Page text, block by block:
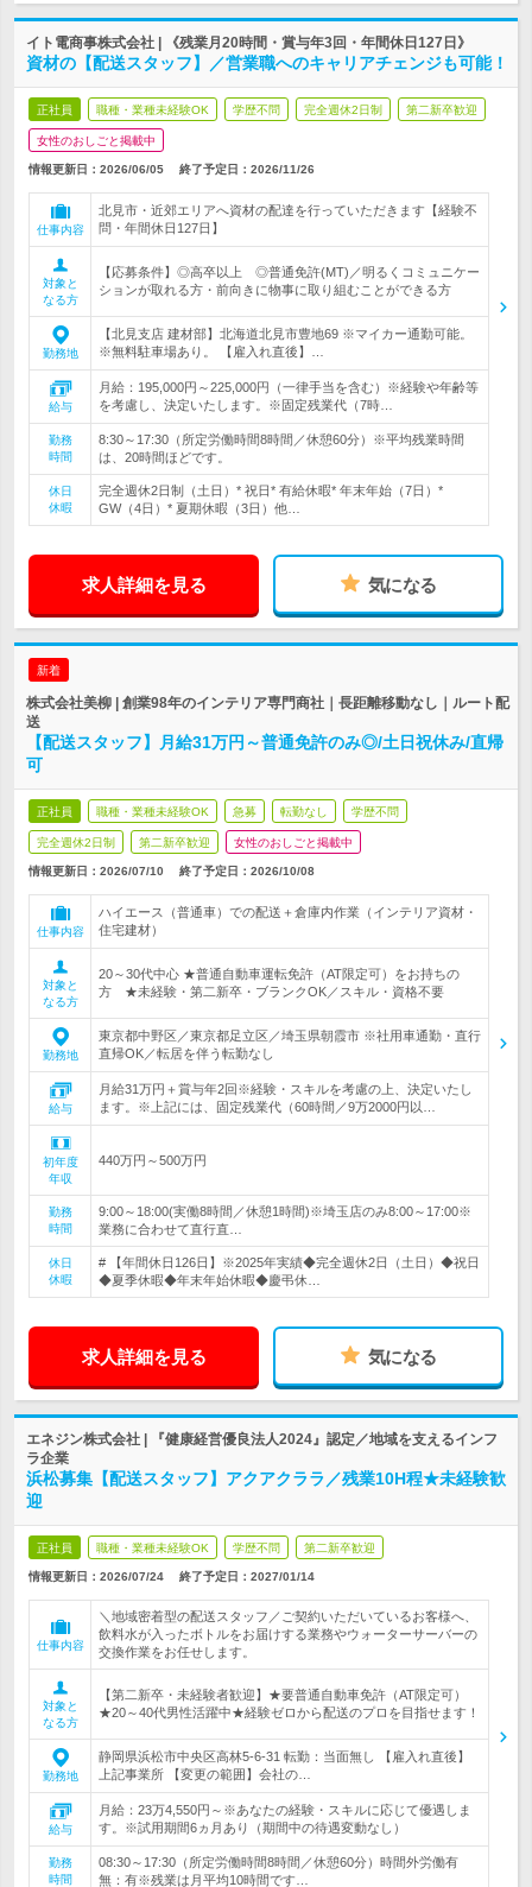
イト電商事株式会社 | 《残業月20時間・賞与年3回・年間休日127日》
資材の【配送スタッフ】／営業職へのキャリアチェンジも可能！
正社員 職種・業種未経験OK 学歴不問 完全週休2日制 第二新卒歓迎
女性のおしごと掲載中
情報更新日：2026/06/05 終了予定日： 2026/11/26
仕事内容
北見市・近郊エリアへ資材の配達を行っていただきます【経験不
問・年間休日127日】
対象と
なる方
【応募条件】◎高卒以上 ◎普通免許(MT)／明るくコミュニケー
ションが取れる方・前向きに物事に取り組むことができる方
勤務地
【北見支店 建材部】北海道北見市豊地69 ※マイカー通勤可能。
※無料駐車場あり。 【雇入れ直後】…
給与
月給：195,000円～225,000円（一律手当を含む）※経験や年齢等
を考慮し、決定いたします。※固定残業代（7時…
勤務
時間
8:30～17:30（所定労働時間8時間／休憩60分）※平均残業時間
は、20時間ほどです。
休日
休暇
完全週休2日制（土日）* 祝日* 有給休暇* 年末年始（7日）*
GW（4日）* 夏期休暇（3日）他…
求人詳細を見る 気になる
新着
株式会社美柳 | 創業98年のインテリア専門商社｜長距離移動なし｜ルート配
送
【配送スタッフ】月給31万円～普通免許のみ◎/土日祝休み/直帰
可
正社員 職種・業種未経験OK 急募 転勤なし 学歴不問
完全週休2日制 第二新卒歓迎 女性のおしごと掲載中
情報更新日：2026/07/10 終了予定日： 2026/10/08
仕事内容
ハイエース（普通車）での配送＋倉庫内作業（インテリア資材・
住宅建材）
対象と
なる方
20～30代中心 ★普通自動車運転免許（AT限定可）をお持ちの
方 ★未経験・第二新卒・ブランクOK／スキル・資格不要
勤務地
東京都中野区／東京都足立区／埼玉県朝霞市 ※社用車通勤・直行
直帰OK／転居を伴う転勤なし
給与
月給31万円＋賞与年2回※経験・スキルを考慮の上、決定いたし
ます。※上記には、固定残業代（60時間／9万2000円以…
初年度
年収
440万円～500万円
勤務
時間
9:00～18:00(実働8時間／休憩1時間)※埼玉店のみ8:00～17:00※
業務に合わせて直行直…
休日
休暇
# 【年間休日126日】※2025年実績◆完全週休2日（土日）◆祝日
◆夏季休暇◆年末年始休暇◆慶弔休…
求人詳細を見る 気になる
エネジン株式会社 | 『健康経営優良法人2024』認定／地域を支えるインフ
ラ企業
浜松募集【配送スタッフ】アクアクララ／残業10H程★未経験歓
迎
正社員 職種・業種未経験OK 学歴不問 第二新卒歓迎
情報更新日：2026/07/24 終了予定日： 2027/01/14
仕事内容
＼地域密着型の配送スタッフ／ご契約いただいているお客様へ、
飲料水が入ったボトルをお届けする業務やウォーターサーバーの
交換作業をお任せします。
対象と
なる方
【第二新卒・未経験者歓迎】★要普通自動車免許（AT限定可）
★20～40代男性活躍中★経験ゼロから配送のプロを目指せます！
勤務地
静岡県浜松市中央区高林5-6-31 転勤：当面無し 【雇入れ直後】
上記事業所 【変更の範囲】会社の…
給与
月給：23万4,550円～※あなたの経験・スキルに応じて優遇しま
す。※試用期間6ヵ月あり（期間中の待遇変動なし）
勤務
時間
08:30～17:30（所定労働時間8時間／休憩60分）時間外労働有
無：有※残業は月平均10時間です…